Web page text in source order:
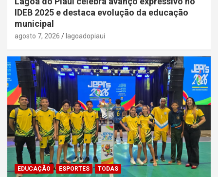
IDEB 2025 e destaca evolução da educação
municipal
agosto 7, 2026 lagoadopiaui
EDUCAÇÃO ESPORTES TODAS